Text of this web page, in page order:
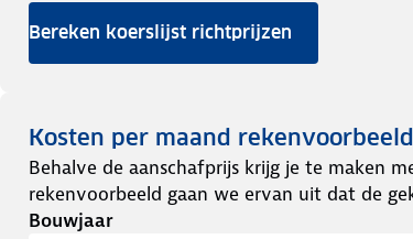
Bereken koerslijst richtprijzen
Kosten per maand rekenvoorbeeld
Behalve de aanschafprijs krijg je te maken
rekenvoorbeeld gaan we ervan uit dat de
Bouwjaar